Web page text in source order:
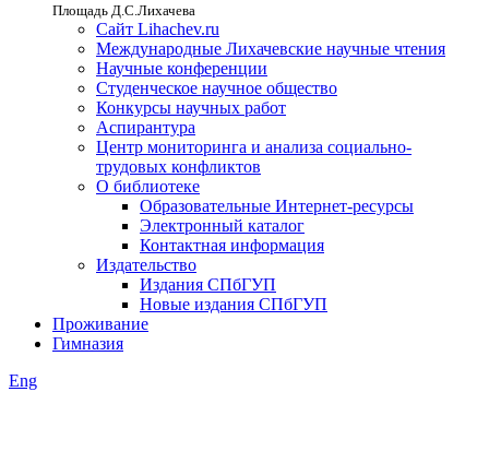
Площадь Д.С.Лихачева
Сайт Lihachev.ru
Международные Лихачевские научные чтения
Научные конференции
Студенческое научное общество
Конкурсы научных работ
Аспирантура
Центр мониторинга и анализа социально-
трудовых конфликтов
О библиотеке
Образовательные Интернет-ресурсы
Электронный каталог
Контактная информация
Издательство
Издания СПбГУП
Новые издания СПбГУП
Проживание
Гимназия
Eng